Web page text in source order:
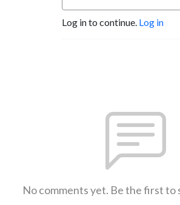
Log in to continue. Log in
No comments yet. Be the first to